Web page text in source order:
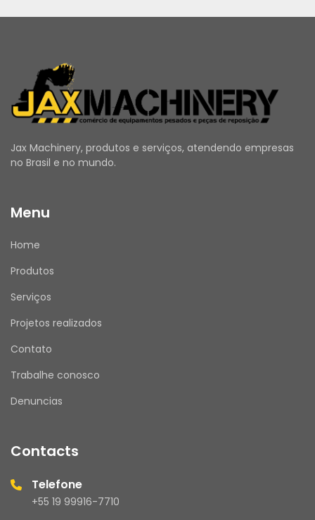
Jax Machinery, produtos e serviços, atendendo empresas
no Brasil e no mundo.
Menu
Home
Produtos
Serviços
Projetos realizados
Contato
Trabalhe conosco
Denuncias
Contacts
Telefone
+55 19 99916-7710